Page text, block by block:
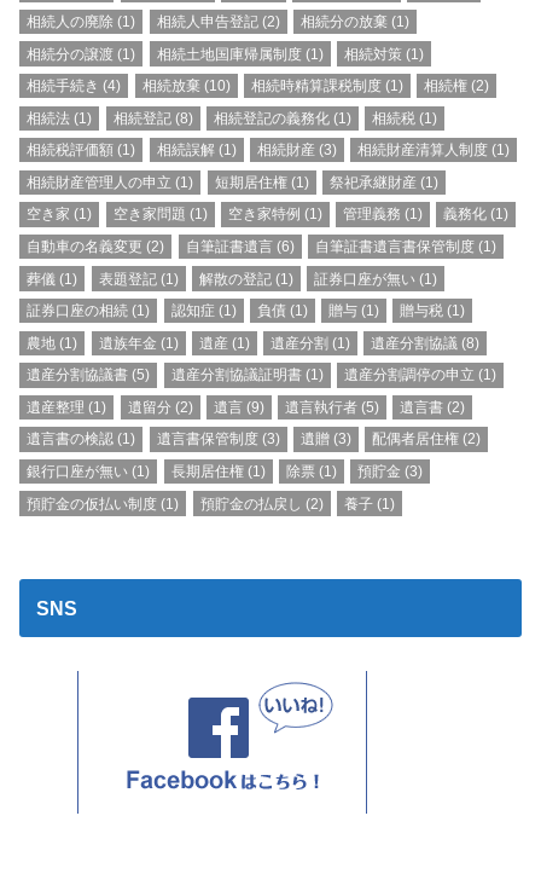
相続人の廃除 (1) 相続人申告登記(2) 相続分の放棄 (1)
相続分の譲渡 (1) 相続土地国庫帰属制度(1) 相続対策(1)
相続手続き (4) 相続放棄 (10) 相続時精算課税制度(1) 相続権 (2)
相続法 (1) 相続登記(8) 相続登記の義務化(1) 相続税 (1)
相続税評価額 (1) 相続誤解(1) 相続財産(3) 相続財産清算人制度 (1)
相続財産管理人の申立 (1) 短期居住権(1) 祭祀承継財産(1)
空き家 (1) 空き家問題 (1) 空き家特例 (1) 管理義務 (1) 義務化 (1)
自動車の名義変更 (2) 自筆証書遺言(6) 自筆証書遺言書保管制度(1)
葬儀 (1) 表題登記(1) 解散の登記(1) 証券口座が無い (1)
証券口座の相続 (1) 認知症 (1) 負債 (1) 贈与 (1) 贈与税 (1)
農地 (1) 遺族年金 (1) 遺産(1) 遺産分割 (1) 遺産分割協議 (8)
遺産分割協議書 (5) 遺産分割協議証明書(1) 遺産分割調停の申立 (1)
遺産整理 (1) 遺留分 (2) 遺言(9) 遺言執行者 (5) 遺言書 (2)
遺言書の検認 (1) 遺言書保管制度(3) 遺贈(3) 配偶者居住権 (2)
銀行口座が無い (1) 長期居住権(1) 除票(1) 預貯金 (3)
預貯金の仮払い制度 (1) 預貯金の払戻し (2) 養子(1)
SNS